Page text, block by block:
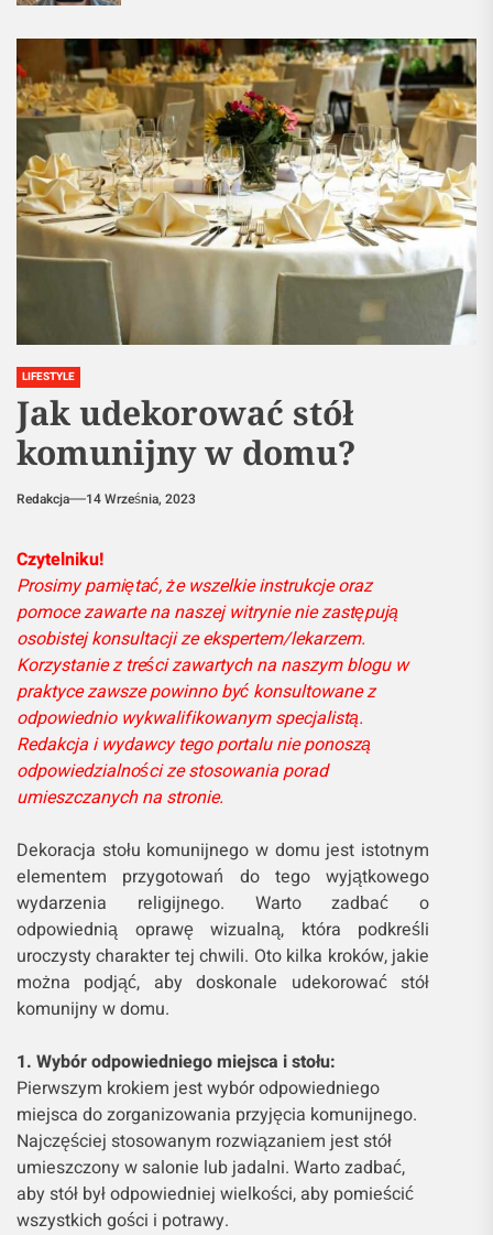
LIFESTYLE
Jak udekorować stół
komunijny w domu?
Redakcja 14 Września, 2023
Czytelniku!
Prosimy pamiętać, że wszelkie instrukcje oraz
pomoce zawarte na naszej witrynie nie zastępują
osobistej konsultacji ze ekspertem/lekarzem.
Korzystanie z treści zawartych na naszym blogu w
praktyce zawsze powinno być konsultowane z
odpowiednio wykwalifikowanym specjalistą.
Redakcja i wydawcy tego portalu nie ponoszą
odpowiedzialności ze stosowania porad
umieszczanych na stronie.
Dekoracja stołu komunijnego w domu jest istotnym
elementem przygotowań do tego wyjątkowego
wydarzenia religijnego. Warto zadbać o
odpowiednią oprawę wizualną, która podkreśli
uroczysty charakter tej chwili. Oto kilka kroków, jakie
można podjąć, aby doskonale udekorować stół
komunijny w domu.
1. Wybór odpowiedniego miejsca i stołu:
Pierwszym krokiem jest wybór odpowiedniego
miejsca do zorganizowania przyjęcia komunijnego.
Najczęściej stosowanym rozwiązaniem jest stół
umieszczony w salonie lub jadalni. Warto zadbać,
aby stół był odpowiedniej wielkości, aby pomieścić
wszystkich gości i potrawy.